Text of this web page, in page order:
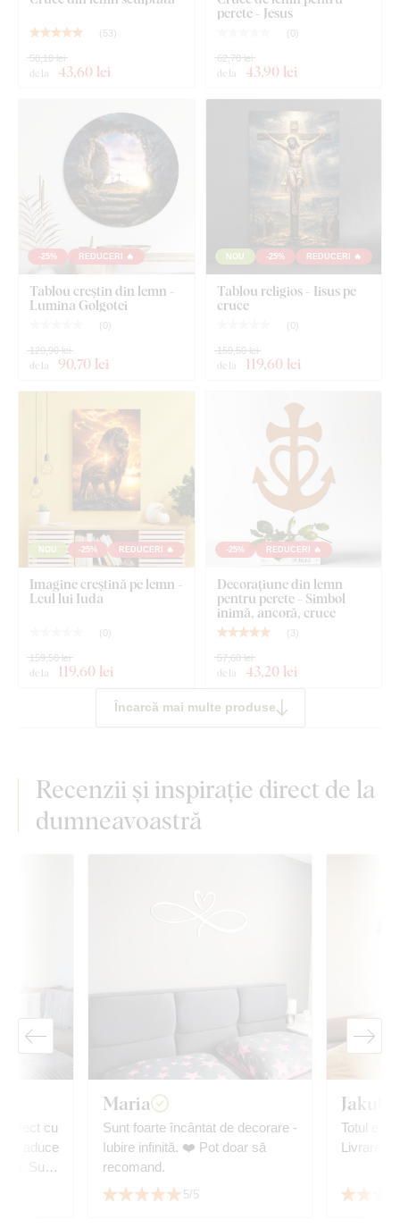
Placa respectăstandardul european de emisii E1– este
sigură, potrivită pentru interior (inclusiv camera copiilor).
Ce este inclus în pachet?
Cruce modernă din lemn pentru perete - God is good
( 53)
de la 43,60 lei
58,10 lei
perete - Jesus
( 0)
de la 43,90 lei
62,70 lei
-25% REDUCERI 🔥
Tablou creștin din lemn -
Lumina Golgotei
( 0 )
de la 90,70 lei
120,90 lei
NOU -25% REDUCERI 🔥
Tablou religios - Iisus pe
cruce
( 0 )
de la 119,60 lei
159,50 lei
NOU -25% REDUCERI 🔥
Imagine creștină pe lemn -
Leul lui Iuda
( 0)
de la 119,60 lei
159,50 lei
-25% REDUCERI 🔥
Decorațiune din lemn
pentru perete - Simbol
inimă, ancoră, cruce
( 3)
de la 43,20 lei
57,60 lei
Încarcă mai multe produse
Recenzii și inspirație direct de la
dumneavoastră
cu
aduce
Sunt
Maria
Sunt foarte încântat de decorare -
Iubire infinită. ❤️ Pot doar să
recomand.
5/5
Jakub
Totul
Livrare